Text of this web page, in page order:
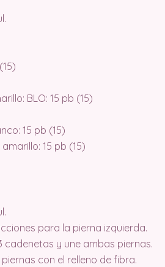
BLO: 15 pb (15)
15 pb (15)
15 pb (15)
para la pierna izquierda.
cadenetas y une ambas piernas.
con el relleno de fibra.